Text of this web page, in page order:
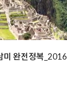
미 완전정복_2016